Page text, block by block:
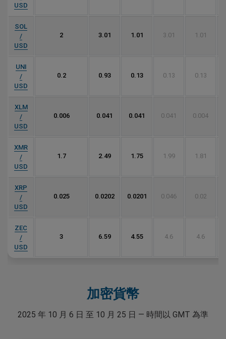
USD
SOL
/
USD
2 3.01 1.01 3.01 1.01
UNI
/
USD
0.2 0.93 0.13 0.13 0.13
XLM
/
USD
0.006 0.041 0.041 0.041 0.004
XMR
/
USD
1.7 2.49 1.75 1.99 1.81
XRP
/
USD
0.025 0.0202 0.0201 0.046 0.02
ZEC
/
USD
3 6.59 4.55 4.6 4.6
加密貨幣
2025 年 10 月 6 日 至 10 月 25 日 — 時間以 GMT 為準